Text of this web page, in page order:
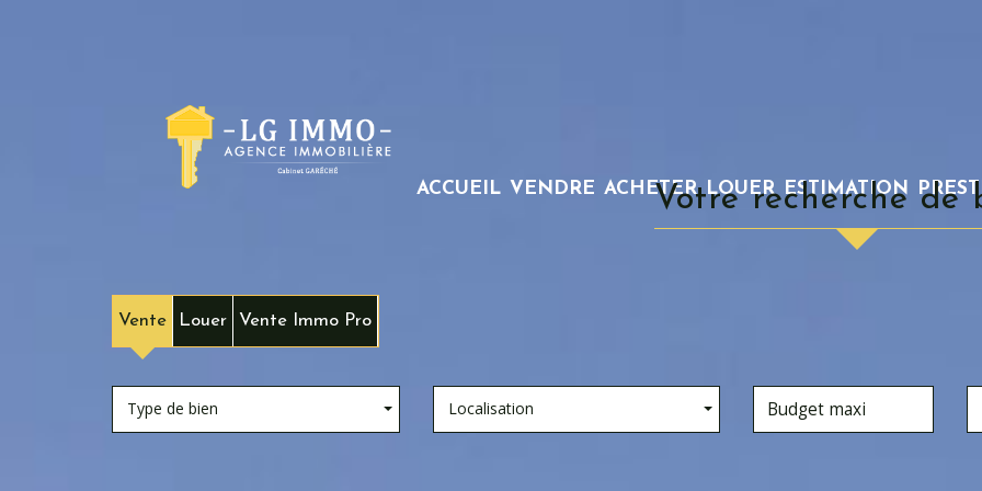
ACCUEIL VENDRE ACHETER LOUER ESTIMATION
Votre recherche de
Vente Louer Vente Immo Pro
Type de bien Localisation